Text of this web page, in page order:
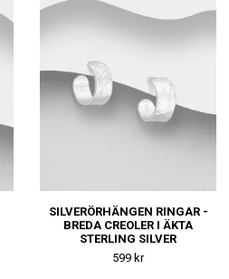
SILVERÖRHÄNGEN RINGAR -
BREDA CREOLER I ÄKTA
STERLING SILVER
599 kr